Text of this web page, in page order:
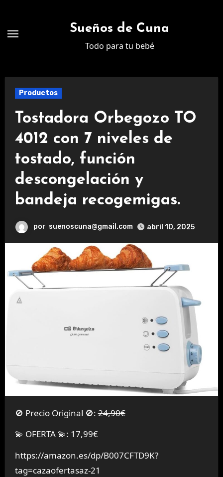
contenido
Sueños de Cuna
Todo para tu bebé
Productos
Tostadora Orbegozo TO
4012 con 7 niveles de
tostado, función
descongelación y
bandeja recogemigas.
por suenoscuna@gmail.com abril 10, 2025
🚫 Precio Original 🚫:24,90€
💫 OFERTA 💫: 17,99€
https://amazon.es/dp/B007CFTD9K?
tag=cazaofertasaz-21